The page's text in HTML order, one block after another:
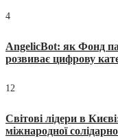
4
AngelicBot: як Фонд
розвиває цифрову
12
Світові лідери в
міжнародної